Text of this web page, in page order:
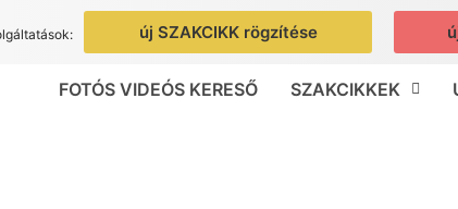
új SZAKCIKK rögzítése
FOTÓS VIDEÓS KERESŐ SZAKCIKKEK